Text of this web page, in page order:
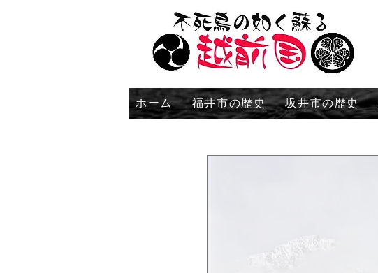
ホーム 福井市の歴史 坂井市の歴史